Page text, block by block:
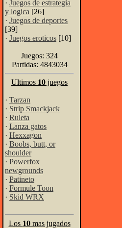
· Juegos de estrategia
y logica [26]
· Juegos de deportes
[39]
· Juegos eroticos [10]
Juegos: 324
Partidas: 4843034
Ultimos 10 juegos
· Tarzan
· Strip Smackjack
· Ruleta
· Lanza gatos
· Hexxagon
· Boobs, butt, or
shoulder
· Powerfox
newgrounds
· Patineto
· Formule Toon
· Skid WRX
Los 10mas jugados